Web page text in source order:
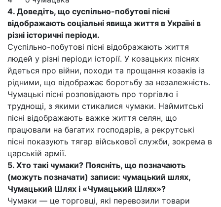
4. Доведіть, що суспільно-побутові пісні
відображають соціальні явища життя в Україні в
різні історичні періоди.
Суспільно-побутові пісні відображають життя
людей у різні періоди історії. У козацьких піснях
йдеться про війни, походи та прощання козаків із
рідними, що відображає боротьбу за незалежність.
Чумацькі пісні розповідають про торгівлю і
труднощі, з якими стикалися чумаки. Наймитські
пісні відображають важке життя селян, що
працювали на багатих господарів, а рекрутські
пісні показують тягар військової служби, зокрема в
царській армії.
5. Хто такі чумаки? Поясніть, що позначають
(можуть позначати) записи: чумацький шлях,
Чумацький Шлях і «Чумацький Шлях»?
Чумаки — це торговці, які перевозили товари